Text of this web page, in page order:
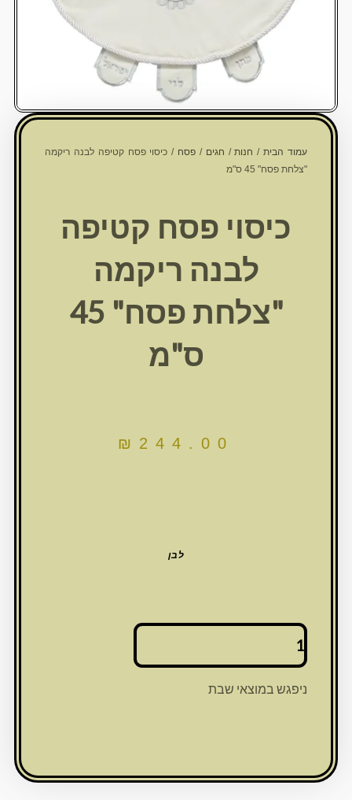
עמוד הבית/ חנות/ חגים/ פסח/ כיסוי פסח קטיפה לבנה ריקמה
"צלחת פסח" 45 ס"מ
כיסוי פסח קטיפה
לבנה ריקמה
"צלחת פסח" 45
ס"מ
₪ 244.00
פסח"
45
ניפגש במוצאי שבת